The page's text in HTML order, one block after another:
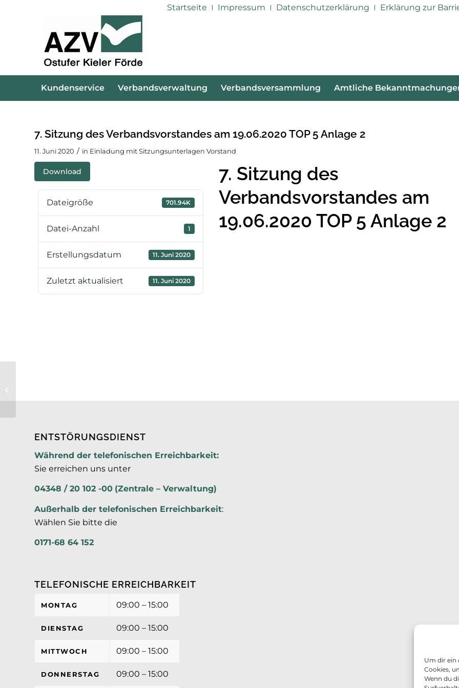
Um dir ein
Cookies,
Wenn du
Startseite Impressum Datenschutzerklärung Erklärung zur
Kundenservice Verbandsverwaltung Verbandsversammlung Amtliche
7. Sitzung des Verbandsvorstandes am 19.06.2020 TOP 5 Anlage 2
11. Juni 2020 / in Einladung mit Sitzungsunterlagen Vorstand
Download
Dateigröße 701.94K
Datei-Anzahl 1
Erstellungsdatum 11. Juni 2020
Zuletzt aktualisiert 11. Juni 2020
7. Sitzung des
Verbandsvorstandes am
19.06.2020 TOP 5 Anlage 2
ENTSTÖRUNGSDIENST
Während der telefonischen Erreichbarkeit:
Sie erreichen uns unter
04348 / 20 102 -00 (Zentrale – Verwaltung)
Außerhalb der telefonischen Erreichbarkeit:
Wählen Sie bitte die
0171-68 64 152
TELEFONISCHE ERREICHBARKEIT
MONTAG 09:00 – 15:00
DIENSTAG 09:00 – 15:00
MITTWOCH 09:00 – 15:00
DONNERSTAG 09:00 – 15:00